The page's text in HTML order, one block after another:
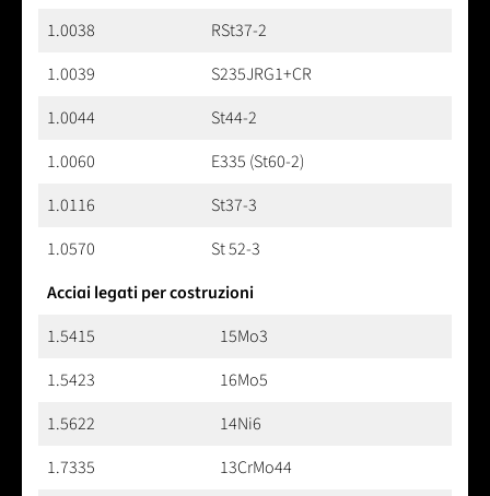
1.0038
RSt37-2
1.0039
S235JRG1+CR
1.0044
St44-2
1.0060
E335 (St60-2)
1.0116
St37-3
1.0570
St 52-3
Acciai legati per costruzioni
1.5415
15Mo3
1.5423
16Mo5
1.5622
14Ni6
1.7335
13CrMo44